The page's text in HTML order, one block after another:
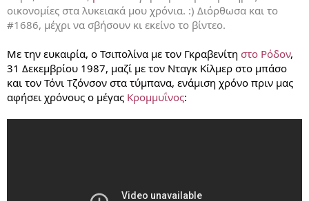
οικονομίες στα λυκειακά μου χρόνια. :) Διόρθωσα και το
#1686, μέχρι να σβήσουν κι εκείνο το βίντεο.
Με την ευκαιρία, ο Τσιπολίνα με τον Γκραβενίτη στο Ρόδον,
31 Δεκεμβρίου 1987, μαζί με τον Νταγκ Κίλμερ στο μπάσο
και τον Τόνι Τζόνσον στα τύμπανα, ενάμιση χρόνο πριν μας
αφήσει χρόνους ο μέγας Κρομμυΐνος: